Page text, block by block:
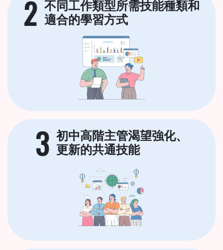
2 不同工作類型所需技能種類和
適合的學習方式
3 初中高階主管渴望強化、
更新的共通技能